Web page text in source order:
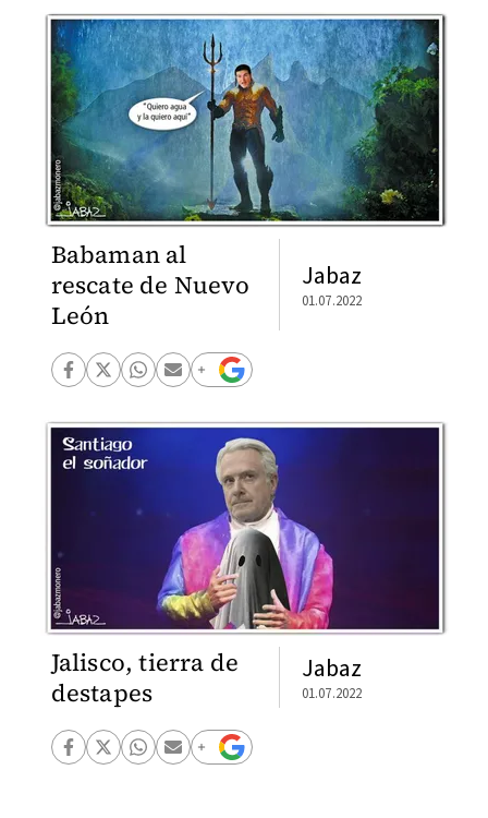
Babaman al
rescate de Nuevo
León
Jabaz
01.07.2022
Jalisco, tierra de
destapes
Jabaz
01.07.2022